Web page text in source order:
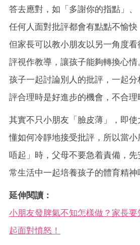
答去應對，如「多謝你的指點」、
任何人面對批評都會有點點不愉快
但家長可以教小朋友以另一角度
評視作教導，讓孩子能夠轉換心
孩子一起討論別人的批評，一起
評合理時是好進步的機會，不合理
其實不只小朋友「臉皮薄」，即
懂如何冷靜地接受批評，所以當
唔起」時，父母不要急着責備，先
常生活中一起培養孩子的體育精神
延伸閱讀：
小朋友發脾氣不知怎樣做？家長
起面對憤怒！